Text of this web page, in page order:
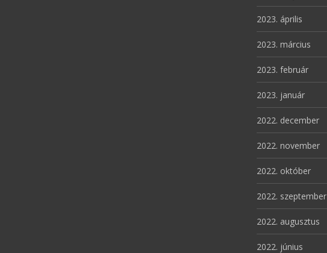
2023. április
2023. március
2023. február
2023. január
2022. december
2022. november
2022. október
2022. szeptember
2022. augusztus
2022. június